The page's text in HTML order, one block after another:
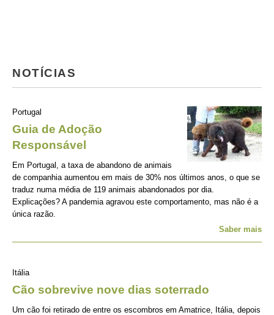
NOTÍCIAS
Portugal
Guia de Adoção
Responsável
Em Portugal, a taxa de abandono de animais
de companhia aumentou em mais de 30% nos últimos anos, o que se
traduz numa média de 119 animais abandonados por dia.
Explicações? A pandemia agravou este comportamento, mas não é a
única razão.
Saber mais
Itália
Cão sobrevive nove dias soterrado
Um cão foi retirado de entre os escombros em Amatrice, Itália, depois